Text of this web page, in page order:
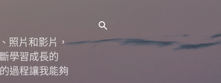
照片和影片，
學習成長的
過程讓我能夠